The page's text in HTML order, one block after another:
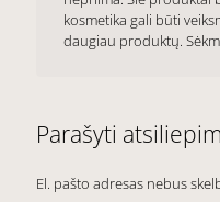
kosmetika gali būti
daugiau produktų.
Parašyti
El. pašto adresas nebus